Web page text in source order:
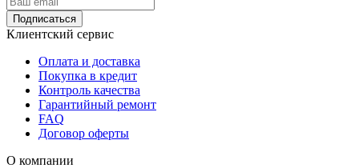
Подписаться
Клиентский сервис
Оплата и доставка
Покупка в кредит
Контроль качества
Гарантийный ремонт
FAQ
Договор оферты
О компании